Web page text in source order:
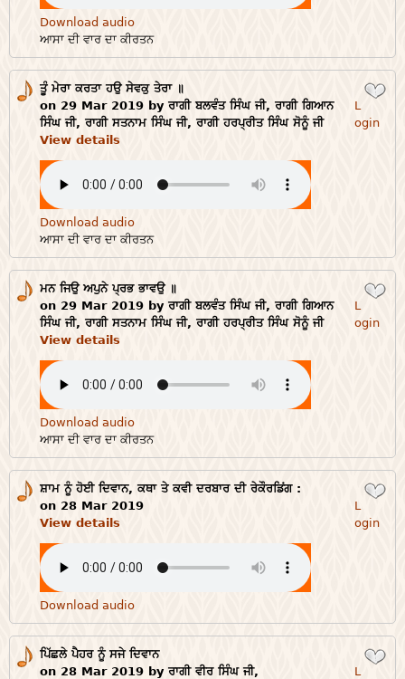
Download audio
ਆਸਾ ਦੀ ਵਾਰ ਦਾ ਕੀਰਤਨ
ਤੂੰ ਮੇਰਾ ਕਰਤਾ ਹਉ ਸੇਵਕੁ ਤੇਰਾ ॥
on 29 Mar 2019 by ਰਾਗੀ ਬਲਵੰਤ ਸਿੰਘ ਜੀ, ਰਾਗੀ ਗਿਆਨ
ਸਿੰਘ ਜੀ, ਰਾਗੀ ਸਤਨਾਮ ਸਿੰਘ ਜੀ, ਰਾਗੀ ਹਰਪ੍ਰੀਤ ਸਿੰਘ ਸੋਨੂੰ ਜੀ
View details
L
ogin
Download audio
ਆਸਾ ਦੀ ਵਾਰ ਦਾ ਕੀਰਤਨ
ਮਨ ਜਿਉ ਅਪੁਨੇ ਪ੍ਰਭ ਭਾਵਉ ॥
on 29 Mar 2019 by ਰਾਗੀ ਬਲਵੰਤ ਸਿੰਘ ਜੀ, ਰਾਗੀ ਗਿਆਨ
ਸਿੰਘ ਜੀ, ਰਾਗੀ ਸਤਨਾਮ ਸਿੰਘ ਜੀ, ਰਾਗੀ ਹਰਪ੍ਰੀਤ ਸਿੰਘ ਸੋਨੂੰ ਜੀ
View details
L
ogin
Download audio
ਆਸਾ ਦੀ ਵਾਰ ਦਾ ਕੀਰਤਨ
ਸ਼ਾਮ ਨੂੰ ਹੋਈ ਦਿਵਾਨ, ਕਥਾ ਤੇ ਕਵੀ ਦਰਬਾਰ ਦੀ ਰੇਕੌਰਡਿਂਗ :
on 28 Mar 2019
View details
L
ogin
Download audio
ਪਿੱਛਲੇ ਪੈਹਰ ਨੂੰ ਸਜੇ ਦਿਵਾਨ
on 28 Mar 2019 by ਰਾਗੀ ਵੀਰ ਸਿੰਘ ਜੀ,
L